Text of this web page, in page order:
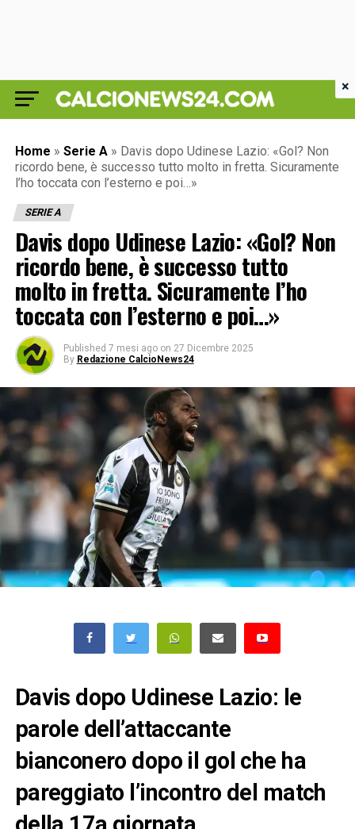
Home » Serie A » Davis dopo Udinese Lazio: «Gol? Non
ricordo bene, è successo tutto molto in fretta. Sicuramente
l’ho toccata con l’esterno e poi…»
SERIE A
Davis dopo Udinese Lazio: «Gol? Non
ricordo bene, è successo tutto
molto in fretta. Sicuramente l’ho
toccata con l’esterno e poi…»
Published 7 mesi ago on 27 Dicembre 2025
By Redazione CalcioNews24
Davis dopo Udinese Lazio: le
parole dell’attaccante
bianconero dopo il gol che ha
pareggiato l’incontro del match
×